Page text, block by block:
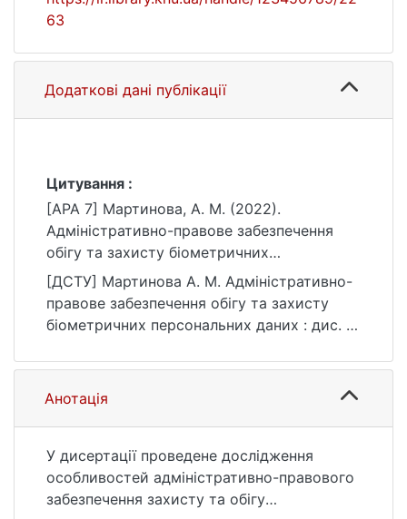
63
Додаткові дані публікації
Цитування :
[APA 7] Мартинова, А. М. (2022).
Адміністративно-правове забезпечення
обігу та захисту біометричних
персональних даних [Дис. д-ра філософії,
Київський національний університет імені
Тараса Шевченка]. eKNUTSHIR.
https://ir.library.knu.ua/handle/123456789/22
63
[ДСТУ] Мартинова А. М. Адміністративно-
правове забезпечення обігу та захисту
біометричних персональних даних : дис. …
с. URL:
https://ir.library.knu.ua/handle/123456789/22
63 (дата звернення: 25.07.2026).
Анотація
У дисертації проведене дослідження
особливостей адміністративно-правового
забезпечення захисту та обігу